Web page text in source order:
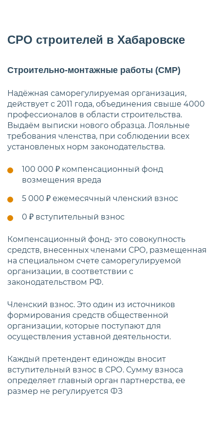
СРО строителей в Хабаровске
Строительно-монтажные работы (СМР)
Надёжная саморегулируемая организация,
действует с 2011 года, объединения свыше 4000
профессионалов в области строительства.
Выдаём выписки нового образца. Лояльные
требования членства, при соблюдении всех
установленых норм законодательства.
100 000 ₽ компенсационный фонд
возмещения вреда
5 000 ₽ ежемесячный членский взнос
0 ₽ вступительный взнос
Компенсационный фонд- это совокупность
средств, внесенных членами СРО, размещенная
на специальном счете саморегулируемой
организации, в соответствии с
законодательством РФ.
Членский взнос. Это один из источников
формирования средств общественной
организации, которые поступают для
осуществления уставной деятельности.
Каждый претендент единожды вносит
вступительный взнос в СРО. Сумму взноса
определяет главный орган партнерства, ее
размер не регулируется ФЗ